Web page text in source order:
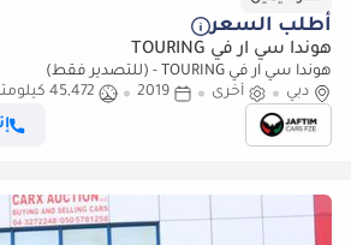
أطلب السعر
هوندا سي آر في TOURING
هوندا سي آر في TOURING - (للتصدير فقط)
دبي
أخرى 2019
45,472 كيلومتر